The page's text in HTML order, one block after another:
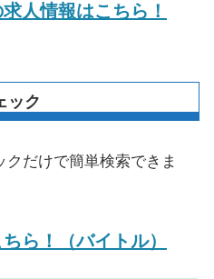
人情報はこちら！
ック
だけで簡単検索できま
ら！（バイトル）